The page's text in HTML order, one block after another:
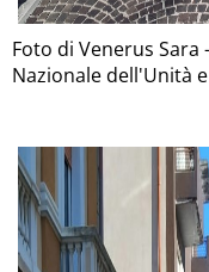
Foto di Venerus Sara
Nazionale dell'Unità